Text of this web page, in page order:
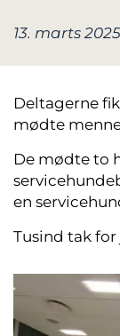
13. marts 2025
Deltagerne
mødte
De mødte to
en
Tusind tak